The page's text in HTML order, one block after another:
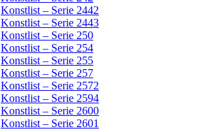
Konstlist – Serie 2442
Konstlist – Serie 2443
Konstlist – Serie 250
Konstlist – Serie 254
Konstlist – Serie 255
Konstlist – Serie 257
Konstlist – Serie 2572
Konstlist – Serie 2594
Konstlist – Serie 2600
Konstlist – Serie 2601